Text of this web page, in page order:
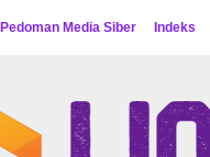
Pedoman Media Siber Indeks